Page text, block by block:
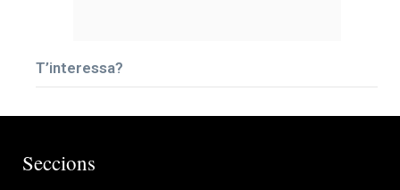
T’interessa?
Seccions